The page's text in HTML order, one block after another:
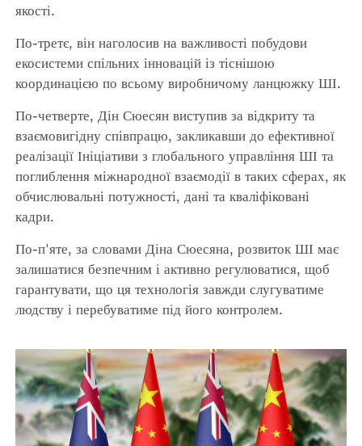
якості.
По-третє, він наголосив на важливості побудови
екосистеми спільних інновацій із тіснішою
координацією по всьому виробничому ланцюжку ШІ.
По-четверте, Дін Сюесян виступив за відкриту та
взаємовигідну співпрацю, закликавши до ефективної
реалізації Ініціативи з глобального управління ШІ та
поглиблення міжнародної взаємодії в таких сферах, як
обчислювальні потужності, дані та кваліфіковані
кадри.
По-п'яте, за словами Діна Сюесяна, розвиток ШІ має
залишатися безпечним і активно регулюватися, щоб
гарантувати, що ця технологія завжди слугуватиме
людству і перебуватиме під його контролем.